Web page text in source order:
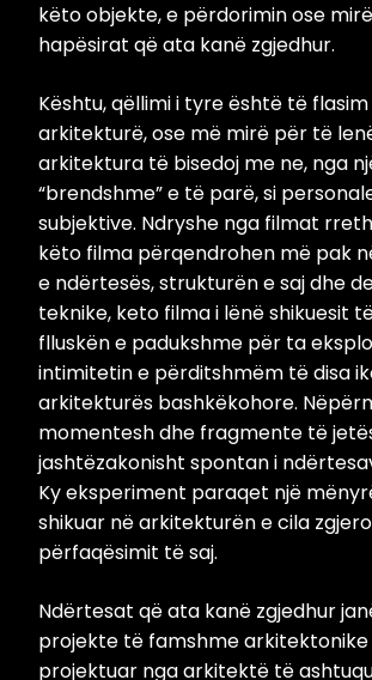
këto objekte, e përdorimin ose
hapësirat që ata kanë zgjedhur.
Kështu, qëllimi i tyre është të
arkitekturë, ose më mirë për të
arkitektura të bisedoj me ne, nga
“brendshme” e të parë, si
subjektive. Ndryshe nga filmat
këto filma përqendrohen më pak
e ndërtesës, strukturën e saj dhe
teknike, keto filma i lënë shikuesit
flluskën e padukshme për ta
intimitetin e përditshmëm të disa
arkitekturës bashkëkohore.
momentesh dhe fragmente të
jashtëzakonisht spontan i
Ky eksperiment paraqet një
shikuar në arkitekturën e cila
përfaqësimit të saj.
Ndërtesat që ata kanë zgjedhur
projekte të famshme arkitektonike
projektuar nga arkitektë të